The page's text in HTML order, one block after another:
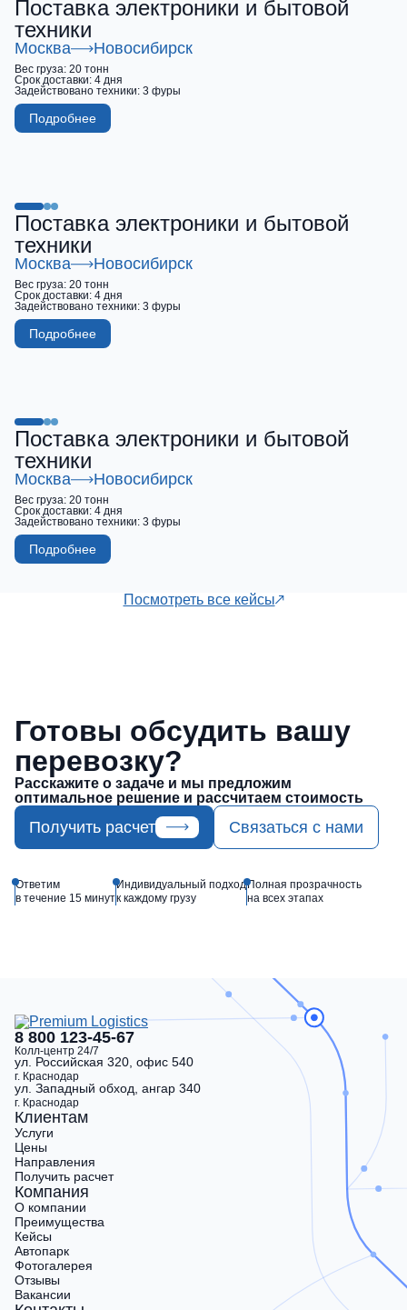
Поставка электроники и бытовой
техники
Москва Новосибирск
Вес груза: 20 тонн
Срок доставки: 4 дня
Задействовано техники: 3 фуры
Подробнее
Поставка электроники и бытовой
техники
Москва Новосибирск
Вес груза: 20 тонн
Срок доставки: 4 дня
Задействовано техники: 3 фуры
Подробнее
Поставка электроники и бытовой
техники
Москва Новосибирск
Вес груза: 20 тонн
Срок доставки: 4 дня
Задействовано техники: 3 фуры
Подробнее
Посмотреть все кейсы
Готовы обсудить вашу
перевозку?
Расскажите о задаче и мы предложим
оптимальное решение и рассчитаем стоимость
Получить расчет Связаться с нами
Ответим
в течение 15 минут
Индивидуальный подход
к каждому грузу
Полная прозрачность
на всех этапах
8 800 123-45-67
Колл-центр 24/7
ул. Российская 320, офис 540
г. Краснодар
ул. Западный обход, ангар 340
г. Краснодар
Клиентам
Услуги
Цены
Направления
Получить расчет
Компания
О компании
Преимущества
Кейсы
Автопарк
Фотогалерея
Отзывы
Вакансии